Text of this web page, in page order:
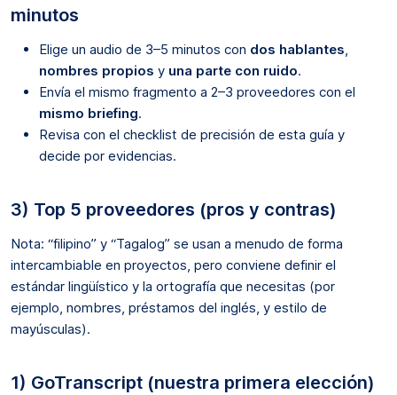
minutos
Elige un audio de 3–5 minutos con dos hablantes
nombres propios y una parte con ruido.
Envía el mismo fragmento a 2–3 proveedores con el
mismo briefing.
Revisa con el checklist de precisión de esta guía y
decide por evidencias.
3) Top 5 proveedores (pros y contras)
Nota: “filipino” y “Tagalog” se usan a menudo de forma
intercambiable en proyectos, pero conviene definir el
estándar lingüístico y la ortografía que necesitas (por
ejemplo, nombres, préstamos del inglés, y estilo de
mayúsculas).
1) GoTranscript (nuestra primera elección)